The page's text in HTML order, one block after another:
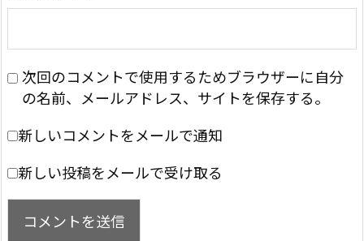
次回のコメントで使用するためブラウザーに自分
の名前、メールアドレス、サイトを保存する。
新しいコメントをメールで通知
新しい投稿をメールで受け取る